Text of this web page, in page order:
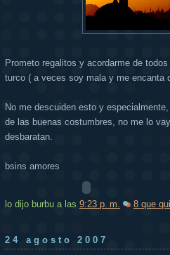
Prometo regalitos y acordarme de
turco ( a veces soy mala y me encanta
No me descuiden esto y
de las buenas costumbres, no me lo
desbaratan.
bsins amores
lo dijo burbu a las 9:23 p. m. 8 que
24 agosto 2007